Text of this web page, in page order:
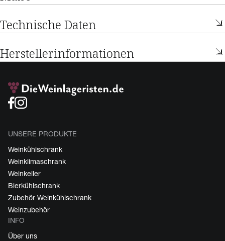
Technische Daten
Herstellerinformationen
UNSERE PRODUKTE
Weinkühlschrank
Weinklimaschrank
Weinkeller
Bierkühlschrank
Zubehör Weinkühlschrank
Weinzubehör
INFO
Über uns